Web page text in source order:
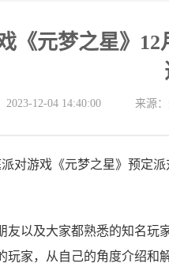
《元梦之星》
2023-12-04 14:40:00 来源
对游戏《元梦之星》预定
友以及大家都熟悉的知名玩
玩家，从自己的角度介绍和